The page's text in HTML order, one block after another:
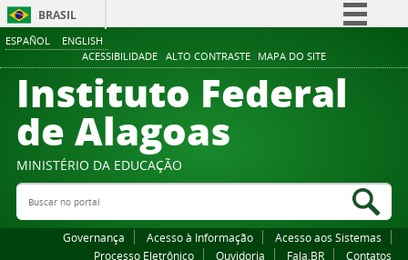
ESPAÑOL ENGLISH
ACESSIBILIDADE ALTO CONTRASTE MAPA DO SITE
BRASIL
Comunica BR
Participe
Canais
Instituto Federal
de Alagoas
MINISTÉRIO DA EDUCAÇÃO
Buscar no portal
Governança Acesso à Informação
Acesso aos Sistemas
Processo Eletrônico
Ouvidoria Fala.BR Contatos